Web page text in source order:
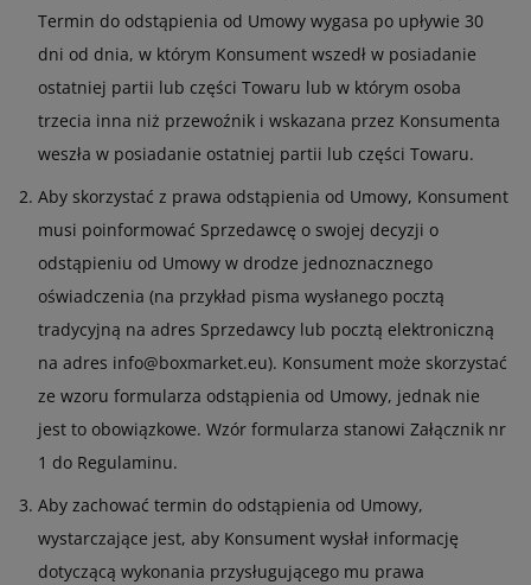
Termin do odstąpienia od Umowy wygasa po upływie 30
dni od dnia, w którym Konsument wszedł w posiadanie
ostatniej partii lub części Towaru lub w którym osoba
trzecia inna niż przewoźnik i wskazana przez Konsumenta
weszła w posiadanie ostatniej partii lub części Towaru.
Aby skorzystać z prawa odstąpienia od Umowy, Konsument
musi poinformować Sprzedawcę o swojej decyzji o
odstąpieniu od Umowy w drodze jednoznacznego
oświadczenia (na przykład pisma wysłanego pocztą
tradycyjną na adres Sprzedawcy lub pocztą elektroniczną
na adres info@boxmarket.eu). Konsument może skorzystać
ze wzoru formularza odstąpienia od Umowy, jednak nie
jest to obowiązkowe. Wzór formularza stanowi Załącznik nr
1 do Regulaminu.
Aby zachować termin do odstąpienia od Umowy,
wystarczające jest, aby Konsument wysłał informację
dotyczącą wykonania przysługującego mu prawa